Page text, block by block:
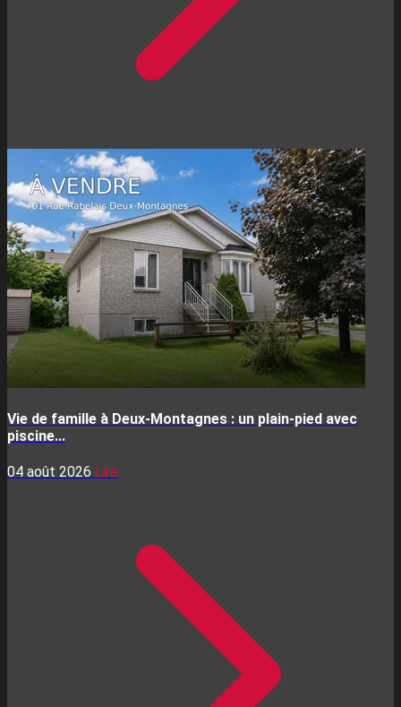
Vie de famille à Deux-Montagnes : un plain-pied avec
piscine...
04 août 2026 Lire